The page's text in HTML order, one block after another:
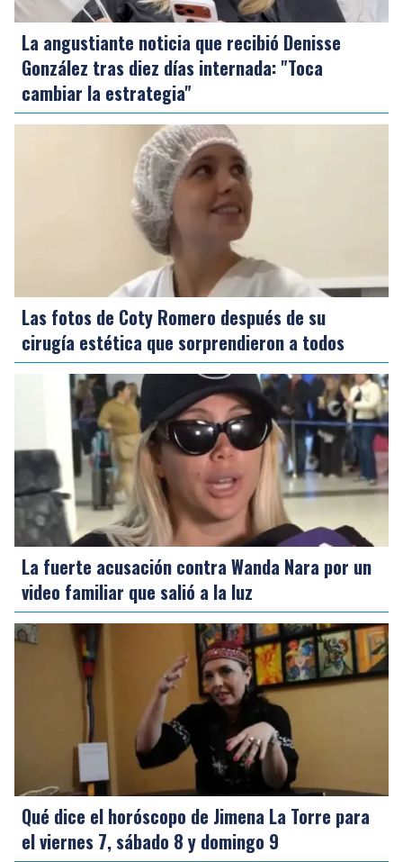
La angustiante noticia que recibió Denisse
González tras diez días internada: "Toca
cambiar la estrategia"
Las fotos de Coty Romero después de su
cirugía estética que sorprendieron a todos
La fuerte acusación contra Wanda Nara por un
video familiar que salió a la luz
Qué dice el horóscopo de Jimena La Torre para
el viernes 7, sábado 8 y domingo 9